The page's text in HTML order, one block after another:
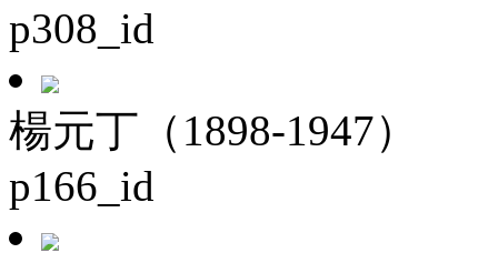
p308_id
楊元丁（1898-1947）
p166_id